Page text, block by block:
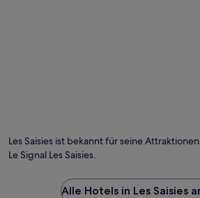
Les Saisies ist bekannt für seine
Le Signal Les Saisies.
Alle Hotels in Les Saisies